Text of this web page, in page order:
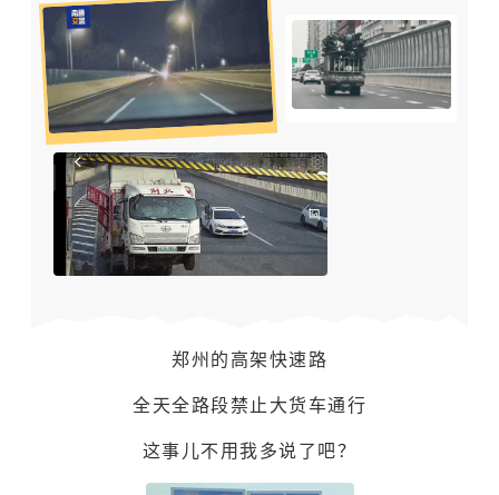
郑州的高架快速路
全天全路段禁止大货车通行
这事儿不用我多说了吧？